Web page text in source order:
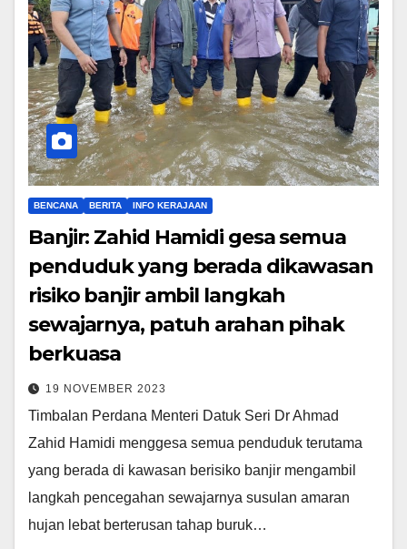
BENCANA BERITA INFO KERAJAAN
Banjir: Zahid Hamidi gesa semua
penduduk yang berada dikawasan
risiko banjir ambil langkah
sewajarnya, patuh arahan pihak
berkuasa
19 NOVEMBER 2023
Timbalan Perdana Menteri Datuk Seri Dr Ahmad
Zahid Hamidi menggesa semua penduduk terutama
yang berada di kawasan berisiko banjir mengambil
langkah pencegahan sewajarnya susulan amaran
hujan lebat berterusan tahap buruk…